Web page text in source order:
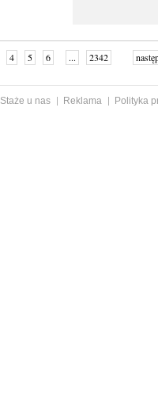
4 5 6 ... 2342
Staże u nas Reklama
Polityka